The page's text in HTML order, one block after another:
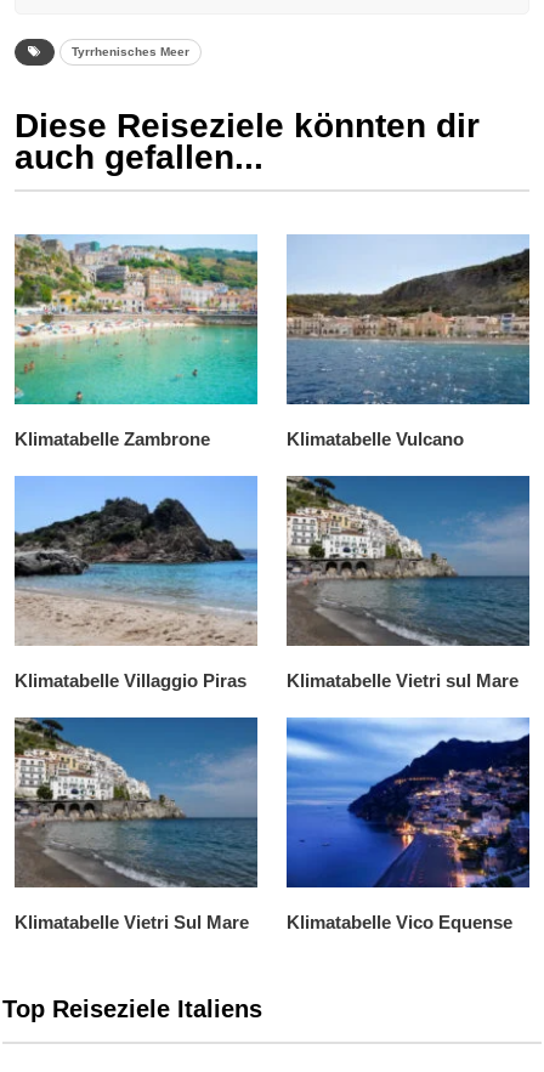
Tyrrhenisches Meer
Diese Reiseziele könnten dir
auch gefallen...
Klimatabelle Zambrone Klimatabelle Vulcano
Klimatabelle Villaggio Piras Klimatabelle Vietri sul Mare
Klimatabelle Vietri Sul Mare Klimatabelle Vico Equense
Top Reiseziele Italiens